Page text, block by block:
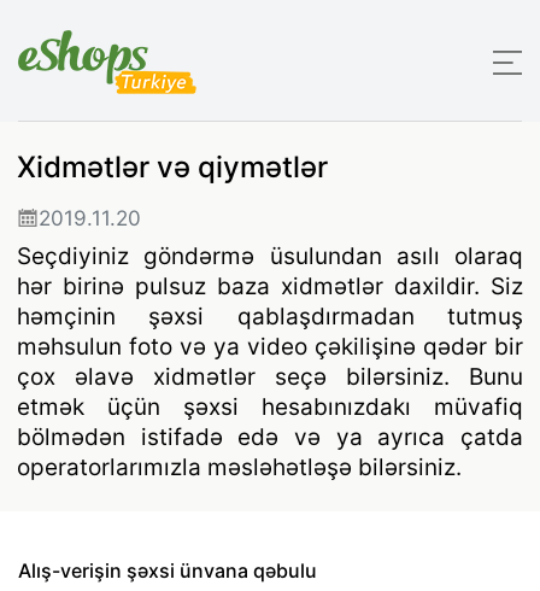
Xidmətlər və qiymətlər
2019.11.20
Seçdiyiniz göndərmə üsulundan asılı olaraq
hər birinə pulsuz baza xidmətlər daxildir. Siz
həmçinin şəxsi qablaşdırmadan tutmuş
məhsulun foto və ya video çəkilişinə qədər bir
çox əlavə xidmətlər seçə bilərsiniz. Bunu
etmək üçün şəxsi hesabınızdakı müvafiq
bölmədən istifadə edə və ya ayrıca çatda
operatorlarımızla məsləhətləşə bilərsiniz.
Alış-verişin şəxsi ünvana qəbulu